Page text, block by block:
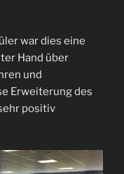
war dies eine
Hand über
und
Erweiterung des
positiv